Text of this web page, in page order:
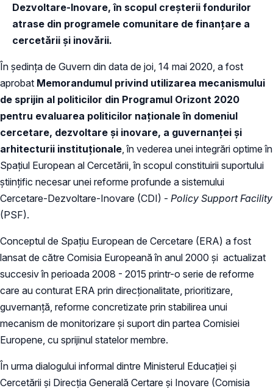
Dezvoltare-Inovare, în scopul creșterii fondurilor
atrase din programele comunitare de finanțare a
cercetării și inovării.
În ședința de Guvern din data de joi, 14 mai 2020, a fost
aprobat Memorandumul privind utilizarea mecanismului
de sprijin al politicilor din Programul Orizont 2020
pentru evaluarea politicilor naționale în domeniul
cercetare, dezvoltare şi inovare, a guvernanței și
arhitecturii instituționale , în vederea unei integrări optime în
Spațiul European al Cercetării, în scopul constituirii suportului
științific necesar unei reforme profunde a sistemului
Cercetare-Dezvoltare-Inovare (CDI) - Policy Support Facility
(PSF).
Conceptul de Spațiu European de Cercetare (ERA) a fost
lansat de către Comisia Europeană în anul 2000 și actualizat
succesiv în perioada 2008 - 2015 printr-o serie de reforme
care au conturat ERA prin direcționalitate, prioritizare,
guvernanță, reforme concretizate prin stabilirea unui
mecanism de monitorizare și suport din partea Comisiei
Europene, cu sprijinul statelor membre.
În urma dialogului informal dintre Ministerul Educației și
Cercetării și Direcția Generală Certare și Inovare (Comisia